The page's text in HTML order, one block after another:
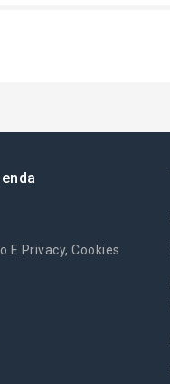
E Privacy, Cookies